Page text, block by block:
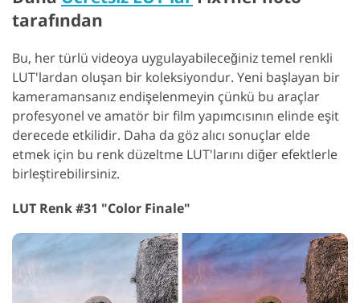
tarafından
Bu, her türlü videoya uygulayabileceğiniz temel renkli
LUT'lardan oluşan bir koleksiyondur. Yeni başlayan bir
kameramansanız endişelenmeyin çünkü bu araçlar
profesyonel ve amatör bir film yapımcısının elinde eşit
derecede etkilidir. Daha da göz alıcı sonuçlar elde
etmek için bu renk düzeltme LUT'larını diğer efektlerle
birleştirebilirsiniz.
LUT Renk #31 "Color Finale"